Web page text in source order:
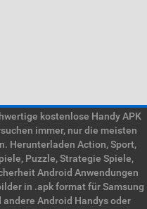
kostenlose Handy APK
immer, nur die meisten
Herunterladen Action, Sport,
Puzzle, Strategie Spiele,
Android Anwendungen
in .apk format für Samsung
andere Android Handys oder